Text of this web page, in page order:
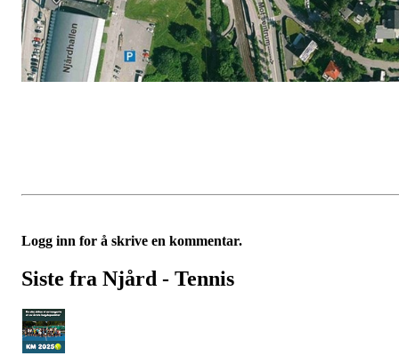
Logg inn for å skrive en kommentar.
Siste fra Njård - Tennis